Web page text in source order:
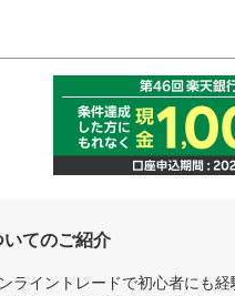
てのご紹介
ライントレードで初心者にも